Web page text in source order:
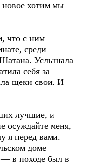
хотим мы
что с ним
среди
Услышала
себя за
щеки свои. И
лучшие, и
осуждайте меня,
я перед вами.
доме
в походе был в